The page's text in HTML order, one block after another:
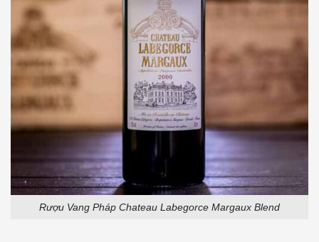
Rượu Vang Pháp Chateau Labegorce Margaux Blend